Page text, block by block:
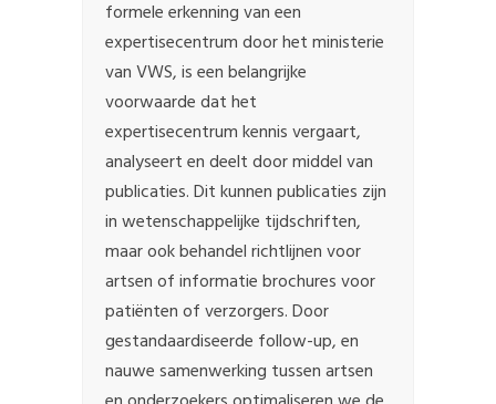
formele erkenning van een
expertisecentrum door het ministerie
van VWS, is een belangrijke
voorwaarde dat het
expertisecentrum kennis vergaart,
analyseert en deelt door middel van
publicaties. Dit kunnen publicaties zijn
in wetenschappelijke tijdschriften,
maar ook behandel richtlijnen voor
artsen of informatie brochures voor
patiënten of verzorgers. Door
gestandaardiseerde follow-up, en
nauwe samenwerking tussen artsen